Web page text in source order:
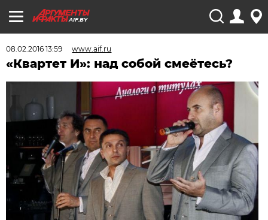
AIF.BY
08.02.2016 13:59 www.aif.ru
«Квартет И»: над собой смеётесь?